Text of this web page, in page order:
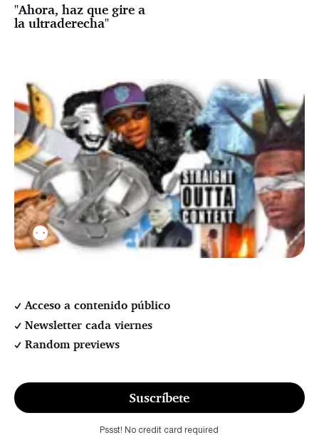
"Ahora, haz que gire a
la ultraderecha"
⚉
Acceso a contenido público
Newsletter cada viernes
Random previews
Suscríbete
Pssst! No credit card required